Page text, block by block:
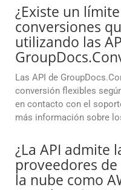
¿Existe un
conversiones
utilizando las
Las API de
conversión flexibles
en contacto con el
más información sobre
¿La API admite
proveedores
la nube como